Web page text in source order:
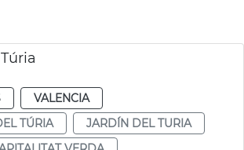
VALENCIA
TÚRIA
JARDÍN DEL TURIA